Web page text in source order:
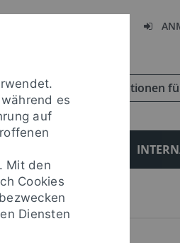
Informationen
es
auf
Mit den
Cookies
Diensten